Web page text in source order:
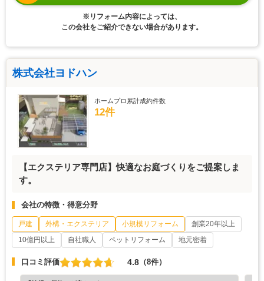
※リフォーム内容によっては、
この会社をご紹介できない場合があります。
株式会社ヨドハン
ホームプロ累計成約件数
12件
【エクステリア専門店】快適なお庭づくりをご提案しま
す。
会社の特徴・得意分野
戸建 外構・エクステリア 小規模リフォーム
創業20年以上
10億円以上
自社職人 ペットリフォーム 地元密着
口コミ評価 4.8 （8件）